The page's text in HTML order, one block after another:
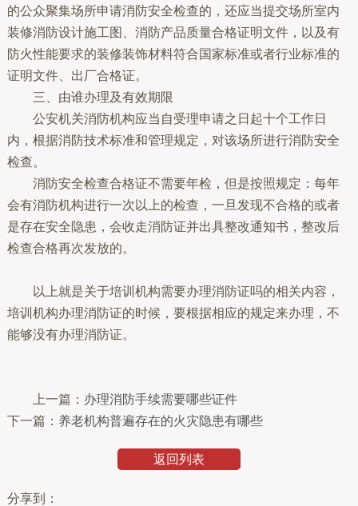
的公众聚集场所申请消防安全检查的，还应当提交场所室内
装修消防设计施工图、消防产品质量合格证明文件，以及有
防火性能要求的装修装饰材料符合国家标准或者行业标准的
证明文件、出厂合格证。
三、由谁办理及有效期限
公安机关消防机构应当自受理申请之日起十个工作日
内，根据消防技术标准和管理规定，对该场所进行消防安全
检查。
消防安全检查合格证不需要年检，但是按照规定：每年
会有消防机构进行一次以上的检查，一旦发现不合格的或者
是存在安全隐患，会收走消防证并出具整改通知书，整改后
检查合格再次发放的。
以上就是关于培训机构需要办理消防证吗的相关内容，
培训机构办理消防证的时候，要根据相应的规定来办理，不
能够没有办理消防证。
上一篇： 办理消防手续需要哪些证件
下一篇： 养老机构普遍存在的火灾隐患有哪些
返回列表
分享到：